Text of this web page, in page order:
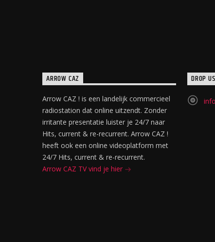
ARROW CAZ
Arrow CAZ ! is een landelijk commercieel
radiostation dat online uitzendt. Zonder
irritante presentatie luister je 24/7 naar
Hits, current & re-recurrent. Arrow CAZ !
heeft ook een online videoplatform met
24/7 Hits, current & re-recurrent.
Arrow CAZ TV vind je hier
DROP